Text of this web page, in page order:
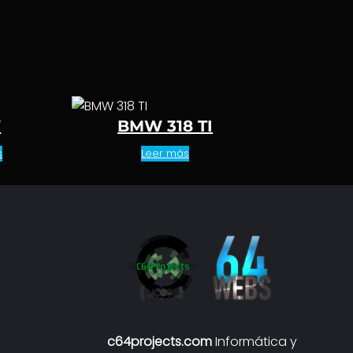
BMW 318 TI
Leer más
c64projects.comInformática y